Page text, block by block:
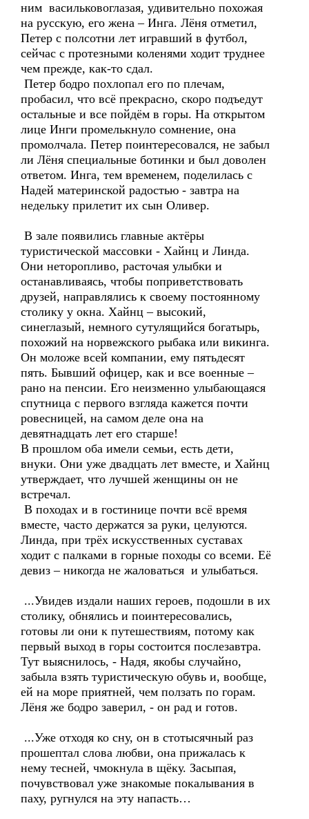
ним васильковоглазая, удивительно похожая
на русскую, его жена – Инга. Лёня отметил,
Петер с полсотни лет игравший в футбол,
сейчас с протезными коленями ходит труднее
чем прежде, как-то сдал.
Петер бодро похлопал его по плечам,
пробасил, что всё прекрасно, скоро подъедут
остальные и все пойдём в горы. На открытом
лице Инги промелькнуло сомнение, она
промолчала. Петер поинтересовался, не забыл
ли Лёня специальные ботинки и был доволен
ответом. Инга, тем временем, поделилась с
Надей материнской радостью - завтра на
недельку прилетит их сын Оливер.
В зале появились главные актёры
туристической массовки - Хайнц и Линда.
Они неторопливо, расточая улыбки и
останавливаясь, чтобы поприветствовать
друзей, направлялись к своему постоянному
столику у окна. Хайнц – высокий,
синеглазый, немного сутулящийся богатырь,
похожий на норвежского рыбака или викинга.
Он моложе всей компании, ему пятьдесят
пять. Бывший офицер, как и все военные –
рано на пенсии. Его неизменно улыбающаяся
спутница с первого взгляда кажется почти
ровесницей, на самом деле она на
девятнадцать лет его старше!
В прошлом оба имели семьи, есть дети,
внуки. Они уже двадцать лет вместе, и Хайнц
утверждает, что лучшей женщины он не
встречал.
В походах и в гостинице почти всё время
вместе, часто держатся за руки, целуются.
Линда, при трёх искусственных суставах
ходит с палками в горные походы со всеми. Её
девиз – никогда не жаловаться и улыбаться.
...Увидев издали наших героев, подошли в их
столику, обнялись и поинтересовались,
готовы ли они к путешествиям, потому как
первый выход в горы состоится послезавтра.
Тут выяснилось, - Надя, якобы случайно,
забыла взять туристическую обувь и, вообще,
ей на море приятней, чем ползать по горам.
Лёня же бодро заверил, - он рад и готов.
...Уже отходя ко сну, он в стотысячный раз
прошептал слова любви, она прижалась к
нему тесней, чмокнула в щёку. Засыпая,
почувствовал уже знакомые покалывания в
паху, ругнулся на эту напасть…